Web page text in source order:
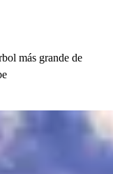
más grande de